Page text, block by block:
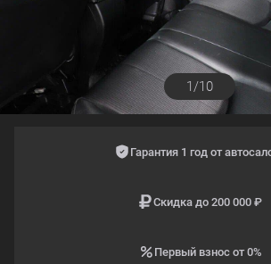
1/10
Гарантия 1 год от
Скидка до 200 000 ₽
Первый взнос от 0%